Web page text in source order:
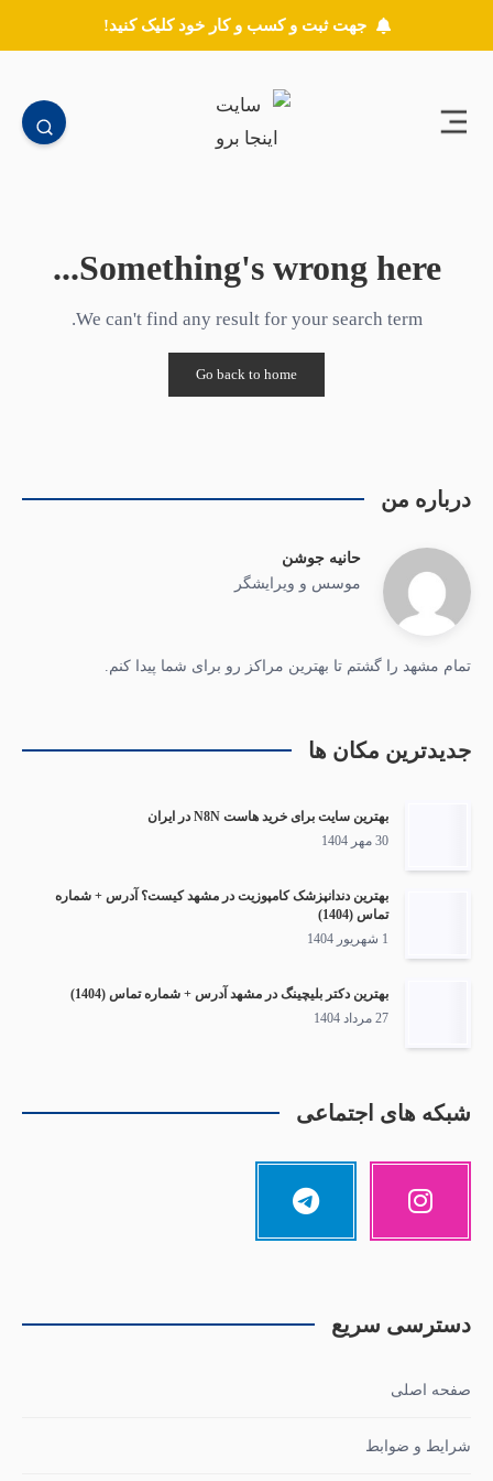
جهت ثبت و کسب و کار خود کلیک کنید!
Something's wrong here...
We can't find any result for your search term.
Go back to home
درباره من
حانیه جوشن
موسس و ویرایشگر
تمام مشهد را گشتم تا بهترین مراکز رو برای شما پیدا کنم.
جدیدترین مکان ها
بهترین سایت برای خرید هاست N8N در ایران
30 مهر 1404
بهترین دندانپزشک کامپوزیت در مشهد کیست؟ آدرس + شماره
تماس (1404)
1 شهریور 1404
بهترین دکتر بلیچینگ در مشهد آدرس + شماره تماس (1404)
27 مرداد 1404
شبکه های اجتماعی
دسترسی سریع
صفحه اصلی
شرایط و ضوابط